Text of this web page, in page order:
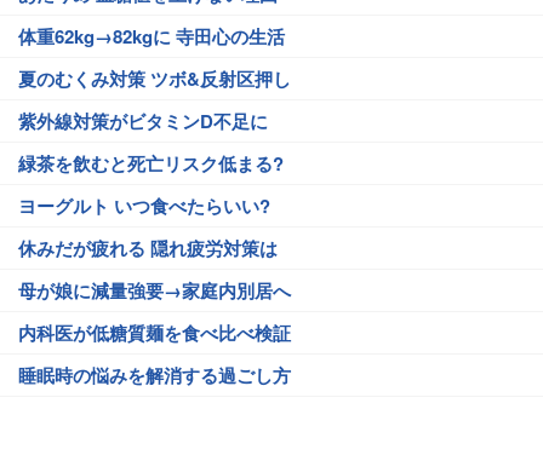
体重62kg→82kgに 寺田心の生活
夏のむくみ対策 ツボ&反射区押し
紫外線対策がビタミンD不足に
緑茶を飲むと死亡リスク低まる?
ヨーグルト いつ食べたらいい?
休みだが疲れる 隠れ疲労対策は
母が娘に減量強要→家庭内別居へ
内科医が低糖質麺を食べ比べ検証
睡眠時の悩みを解消する過ごし方